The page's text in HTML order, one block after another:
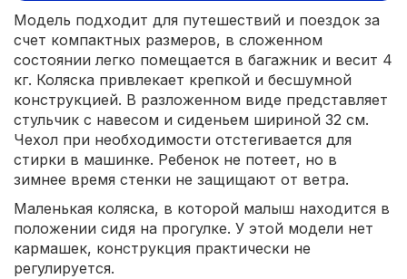
Модель подходит для путешествий и поездок за
счет компактных размеров, в сложенном
состоянии легко помещается в багажник и весит 4
кг. Коляска привлекает крепкой и бесшумной
конструкцией. В разложенном виде представляет
стульчик с навесом и сиденьем шириной 32 см.
Чехол при необходимости отстегивается для
стирки в машинке. Ребенок не потеет, но в
зимнее время стенки не защищают от ветра.
Маленькая коляска, в которой малыш находится в
положении сидя на прогулке. У этой модели нет
кармашек, конструкция практически не
регулируется.